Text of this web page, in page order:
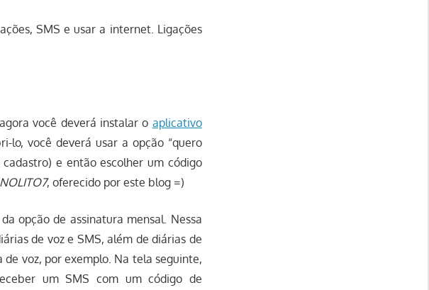
SMS e usar a internet. Ligações
você deverá instalar o aplicativo
lo, você deverá usar a opção “quero
e então escolher um código
, oferecido por este blog =)
opção de assinatura mensal. Nessa
de voz e SMS, além de diárias de
de voz, por exemplo. Na tela seguinte,
um SMS com um código de